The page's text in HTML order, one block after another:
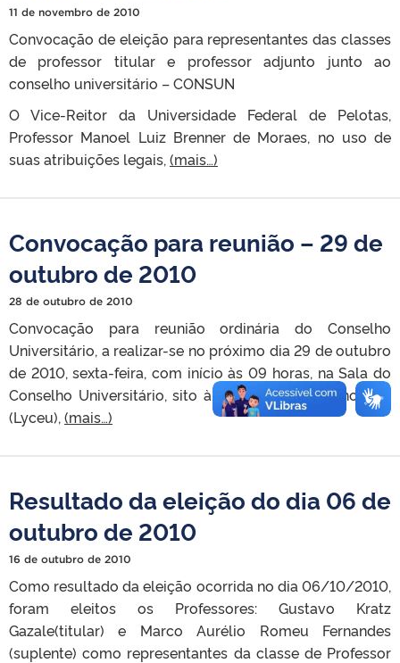
11 de novembro de 2010
Convocação de eleição para representantes das classes
de professor titular e professor adjunto junto ao
conselho universitário – CONSUN
O Vice-Reitor da Universidade Federal de Pelotas,
Professor Manoel Luiz Brenner de Moraes, no uso de
suas atribuições legais, (mais…)
Convocação para reunião – 29 de
outubro de 2010
28 de outubro de 2010
Convocação para reunião ordinária do Conselho
Universitário, a realizar-se no próximo dia 29 de outubro
de 2010, sexta-feira, com início às 09 horas, na Sala do
Conselho Universitário, sito à Praça Sete de Julho, 180
(Lyceu), (mais…)
Resultado da eleição do dia 06 de
outubro de 2010
16 de outubro de 2010
Como resultado da eleição ocorrida no dia 06/10/2010,
foram eleitos os Professores: Gustavo Kratz
Gazale(titular) e Marco Aurélio Romeu Fernandes
(suplente) como representantes da classe de Professor